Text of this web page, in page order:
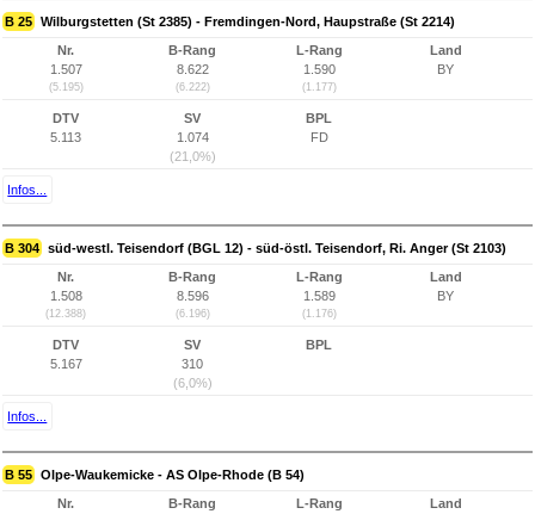
B 25 Wilburgstetten (St 2385) - Fremdingen-Nord, Haupstraße (St 2214)
Nr.
1.507
(5.195)
B-Rang
8.622
(6.222)
L-Rang
1.590
(1.177)
Land
BY
DTV
5.113
SV
1.074
(21,0%)
BPL
FD
Infos...
B 304 süd-westl. Teisendorf (BGL 12) - süd-östl. Teisendorf, Ri. Anger (St 2103)
Nr.
1.508
(12.388)
B-Rang
8.596
(6.196)
L-Rang
1.589
(1.176)
Land
BY
DTV
5.167
SV
310
(6,0%)
BPL
Infos...
B 55 Olpe-Waukemicke - AS Olpe-Rhode (B 54)
Nr.
B-Rang
L-Rang
Land